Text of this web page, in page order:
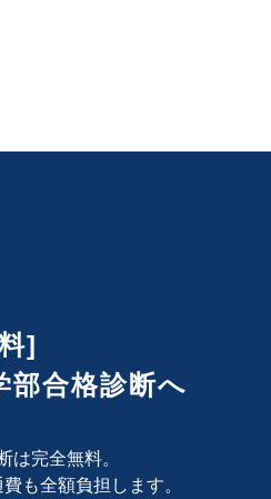
]
部合格診断へ
は完全無料。
も全額負担します。